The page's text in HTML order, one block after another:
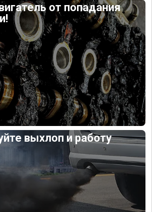
от попадания
выхлоп и работу